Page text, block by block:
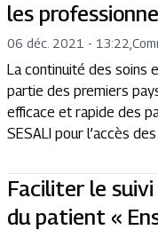
les
06 déc. 2021 - 13:22
La continuité des soins
partie des premiers
efficace et rapide des
SESALI pour l’accès
Faciliter le
du patient «